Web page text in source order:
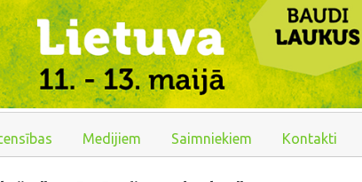
Medijiem Saimniekiem Kontakti